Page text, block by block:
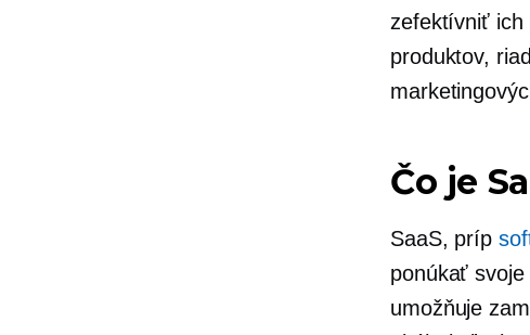
zefektívniť ich
produktov,
Čo je
SaaS, príp
ponúkať svoje
umožňuje